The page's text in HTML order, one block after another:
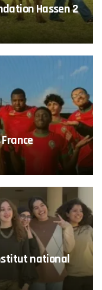
Hassen 2
national